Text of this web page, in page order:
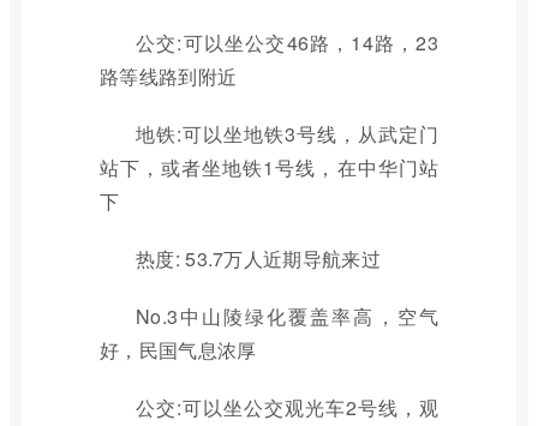
公交:可以坐公交46路，14路，23
路等线路到附近
地铁:可以坐地铁3号线，从武定门
站下，或者坐地铁1号线，在中华门站
下
热度: 53.7万人近期导航来过
No.3中山陵绿化覆盖率高，空气
好，民国气息浓厚
公交:可以坐公交观光车2号线，观